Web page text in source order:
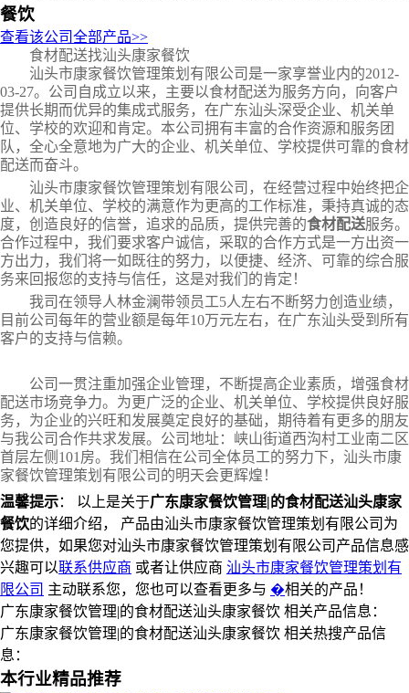
餐饮
查看该公司全部产品>>
食材配送找汕头康家餐饮
汕头市康家餐饮管理策划有限公司是一家享誉业内的2012-
03-27。公司自成立以来，主要以食材配送为服务方向，向客户
提供长期而优异的集成式服务，在广东汕头深受企业、机关单
位、学校的欢迎和肯定。本公司拥有丰富的合作资源和服务团
队，全心全意地为广大的企业、机关单位、学校提供可靠的食材
配送而奋斗。
汕头市康家餐饮管理策划有限公司，在经营过程中始终把企
业、机关单位、学校的满意作为更高的工作标准，秉持真诚的态
度，创造良好的信誉，追求的品质，提供完善的食材配送服务。
合作过程中，我们要求客户诚信，采取的合作方式是一方出资一
方出力，我们将一如既往的努力，以便捷、经济、可靠的综合服
务来回报您的支持与信任，这是对我们的肯定！
我司在领导人林金澜带领员工5人左右不断努力创造业绩，
目前公司每年的营业额是每年10万元左右，在广东汕头受到所有
客户的支持与信赖。
公司一贯注重加强企业管理，不断提高企业素质，增强食材
配送市场竞争力。为更广泛的企业、机关单位、学校提供良好服
务，为企业的兴旺和发展奠定良好的基础，期待着有更多的朋友
与我公司合作共求发展。公司地址：峡山街道西沟村工业南二区
首层左侧101房。我们相信在公司全体员工的努力下，汕头市康
家餐饮管理策划有限公司的明天会更辉煌！
温馨提示： 以上是关于广东康家餐饮管理|的食材配送汕头康家
餐饮的详细介绍， 产品由汕头市康家餐饮管理策划有限公司为
您提供，如果您对汕头市康家餐饮管理策划有限公司产品信息感
兴趣可以联系供应商 或者让供应商 汕头市康家餐饮管理策划有
限公司 主动联系您，您也可以查看更多与 �相关的产品！
广东康家餐饮管理|的食材配送汕头康家餐饮 相关产品信息：
广东康家餐饮管理|的食材配送汕头康家餐饮 相关热搜产品信
息：
本行业精品推荐